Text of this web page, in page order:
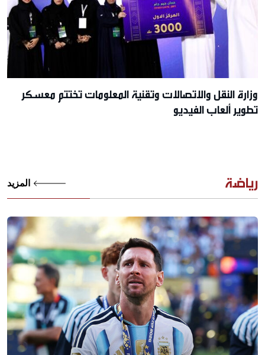
وزارة النقل والاتصالات وتقنية المعلومات تختتم معسكر
تطوير ألعاب الفيديو
رياضة المزيد